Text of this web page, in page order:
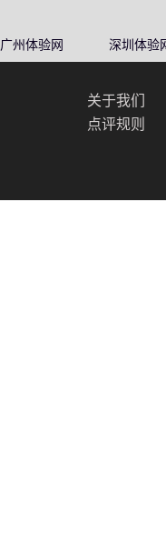
广州体验网 深圳体验
关于我们
点评规则